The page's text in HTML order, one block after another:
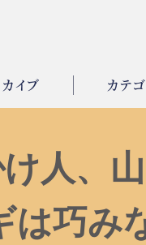
イブ カテ
人、
は巧み